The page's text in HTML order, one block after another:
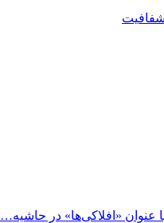
عنوان «افلاکی‌ها» در حاشیه…